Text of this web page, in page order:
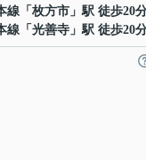
線 「 枚方市 」駅 徒歩20
線 「 光善寺 」駅 徒歩20